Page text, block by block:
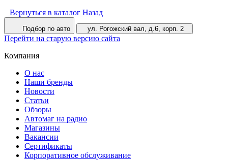
Вернуться в каталог Назад
Подбор по авто ул. Рогожский вал, д.6, корп. 2
Перейти на старую версию сайта
Компания
О нас
Наши бренды
Новости
Статьи
Обзоры
Автомаг на радио
Магазины
Вакансии
Сертификаты
Корпоративное обслуживание